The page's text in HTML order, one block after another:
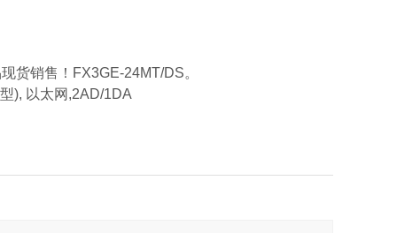
货销售！FX3GE-24MT/DS。
), 以太网,2AD/1DA